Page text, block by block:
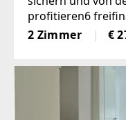
profitieren6
ca. 50 m² bis 68
2 Zimmer €